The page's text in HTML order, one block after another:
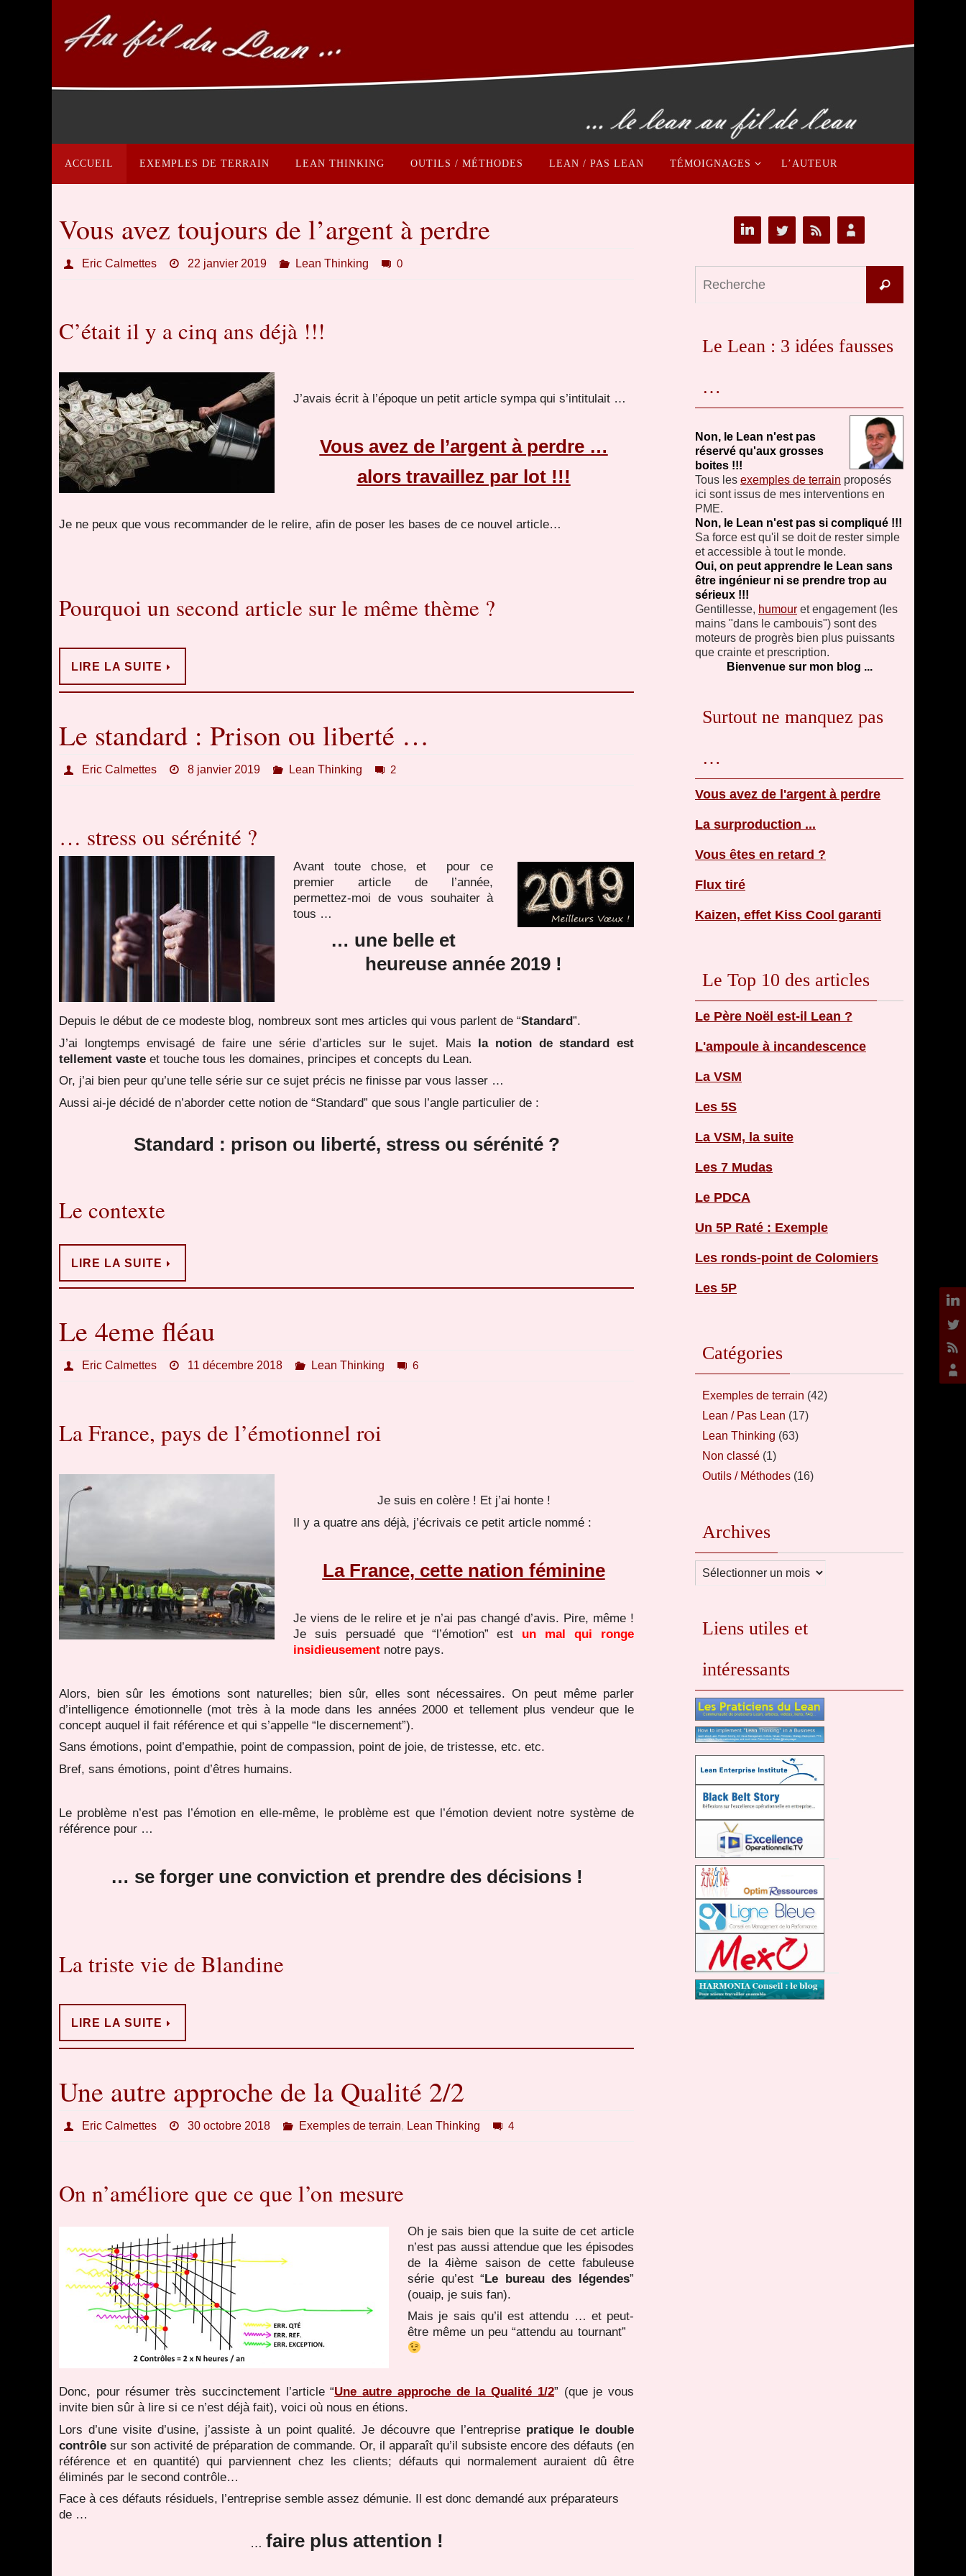
versACCUEIL EXEMPLES DE TERRAIN LEAN THINKING OUTILS / MÉTHODES LEAN / PAS LEAN TÉMOIGNAGES L’AUTEUR
Vous avez toujours de l’argent à perdre
Eric Calmettes 22 janvier 2019 Lean Thinking 0
C’était il y a cinq ans déjà !!!
J’avais écrit à l’époque un petit article sympa qui s’intitulait …
Vous avez de l’argent à perdre …
alors travaillez par lot !!!
Je ne peux que vous recommander de le relire, afin de poser les bases de ce nouvel article…
Pourquoi un second article sur le même thème ?
LIRE LA SUITE
Le standard : Prison ou liberté …
Eric Calmettes 8 janvier 2019 Lean Thinking 2
… stress ou sérénité ?
Avant toute chose, et pour ce
premier article de l’année,
permettez-moi de vous souhaiter à
tous …
… une belle et
heureuse année 2019 !
Depuis le début de ce modeste blog, nombreux sont mes articles qui vous parlent de “Standard”.
J’ai longtemps envisagé de faire une série d’articles sur le sujet. Mais la notion de standard est
tellement vaste et touche tous les domaines, principes et concepts du Lean.
Or, j’ai bien peur qu’une telle série sur ce sujet précis ne finisse par vous lasser …
Aussi ai-je décidé de n’aborder cette notion de “Standard” que sous l’angle particulier de :
Standard : prison ou liberté, stress ou sérénité ?
Le contexte
LIRE LA SUITE
Le 4eme fléau
Eric Calmettes 11 décembre 2018 Lean Thinking 6
La France, pays de l’émotionnel roi
Je suis en colère ! Et j’ai honte !
Il y a quatre ans déjà, j’écrivais ce petit article nommé :
La France, cette nation féminine
Je viens de le relire et je n’ai pas changé d’avis. Pire, même !
Je suis persuadé que “l’émotion” est un mal qui ronge
insidieusement notre pays.
Alors, bien sûr les émotions sont naturelles; bien sûr, elles sont nécessaires. On peut même parler
d’intelligence émotionnelle (mot très à la mode dans les années 2000 et tellement plus vendeur que le
concept auquel il fait référence et qui s’appelle “le discernement”).
Sans émotions, point d’empathie, point de compassion, point de joie, de tristesse, etc. etc.
Bref, sans émotions, point d’êtres humains.
Le problème n’est pas l’émotion en elle-même, le problème est que l’émotion devient notre système de
référence pour …
… se forger une conviction et prendre des décisions !
La triste vie de Blandine
LIRE LA SUITE
Une autre approche de la Qualité 2/2
Eric Calmettes 30 octobre 2018 Exemples de terrain, Lean Thinking 4
On n’améliore que ce que l’on mesure
Oh je sais bien que la suite de cet article
n’est pas aussi attendue que les épisodes
de la 4ième saison de cette fabuleuse
série qu’est “Le bureau des légendes”
(ouaip, je suis fan).
Mais je sais qu’il est attendu … et peut-
être même un peu “attendu au tournant”
Donc, pour résumer très succinctement l’article “Une autre approche de la Qualité 1/2” (que je vous
invite bien sûr à lire si ce n’est déjà fait), voici où nous en étions.
Lors d’une visite d’usine, j’assiste à un point qualité. Je découvre que l’entreprise pratique le double
contrôle sur son activité de préparation de commande. Or, il apparaît qu’il subsiste encore des défauts (en
référence et en quantité) qui parviennent chez les clients; défauts qui normalement auraient dû être
éliminés par le second contrôle…
Face à ces défauts résiduels, l’entreprise semble assez démunie. Il est donc demandé aux préparateurs
de …
… faire plus attention !
Recherche
Le Lean : 3 idées fausses
…
Non, le Lean n'est pas
réservé qu'aux grosses
boites !!!
Tous les exemples de terrain proposés
ici sont issus de mes interventions en
PME.
Non, le Lean n'est pas si compliqué !!!
Sa force est qu'il se doit de rester simple
et accessible à tout le monde.
Oui, on peut apprendre le Lean sans
être ingénieur ni se prendre trop au
sérieux !!!
Gentillesse, humour et engagement (les
mains "dans le cambouis") sont des
moteurs de progrès bien plus puissants
que crainte et prescription.
Bienvenue sur mon blog ...
Surtout ne manquez pas
…
Vous avez de l'argent à perdre
La surproduction ...
Vous êtes en retard ?
Flux tiré
Kaizen, effet Kiss Cool garanti
Le Top 10 des articles
Le Père Noël est-il Lean ?
L'ampoule à incandescence
La VSM
Les 5S
La VSM, la suite
Les 7 Mudas
Le PDCA
Un 5P Raté : Exemple
Les ronds-point de Colomiers
Les 5P
Catégories
Exemples de terrain (42)
Lean / Pas Lean (17)
Lean Thinking (63)
Non classé (1)
Outils / Méthodes (16)
Archives
Archives
Liens utiles et
intéressants